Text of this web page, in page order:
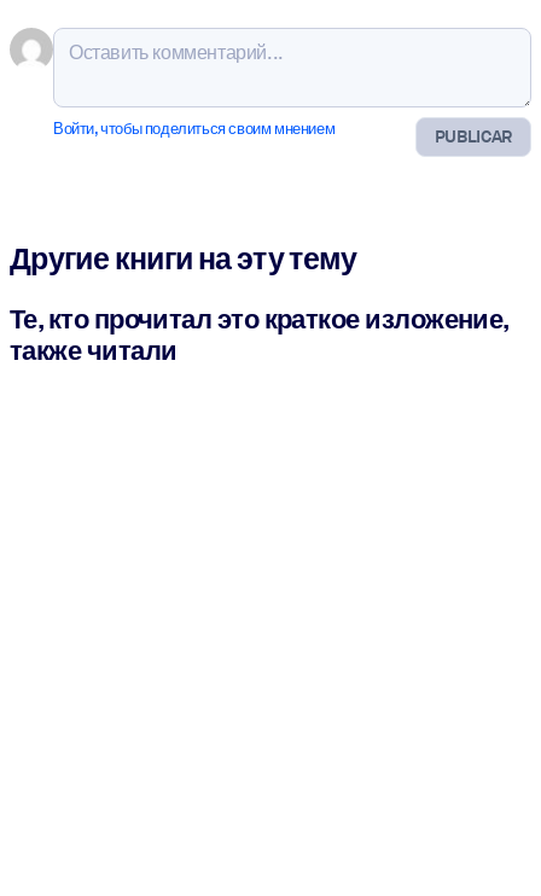
PUBLICAR
Войти, чтобы поделиться своим мнением
Другие книги на эту тему
Те, кто прочитал это краткое изложение,
также читали